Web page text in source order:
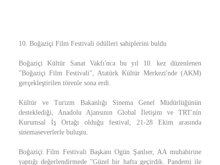
10. Boğaziçi Film Festivali ödülleri sahiplerini buldu
Boğaziçi Kültür Sanat Vakfı'nca bu yıl 10. kez düzenlenen
"Boğaziçi Film Festivali", Atatürk Kültür Merkezi'nde (AKM)
gerçekleştirilen törenle sona erdi.
Kültür ve Turizm Bakanlığı Sinema Genel Müdürlüğünün
desteklediği, Anadolu Ajansının Global İletişim ve TRT'nin
Kurumsal İş Ortağı olduğu festival, 21-28 Ekim arasında
sinemaseverlerle buluştu.
Boğaziçi Film Festivali Başkanı Ogün Şanlıer, AA muhabirine
yaptığı değerlendirmede "Güzel bir hafta geçirdik. Pandemi ile